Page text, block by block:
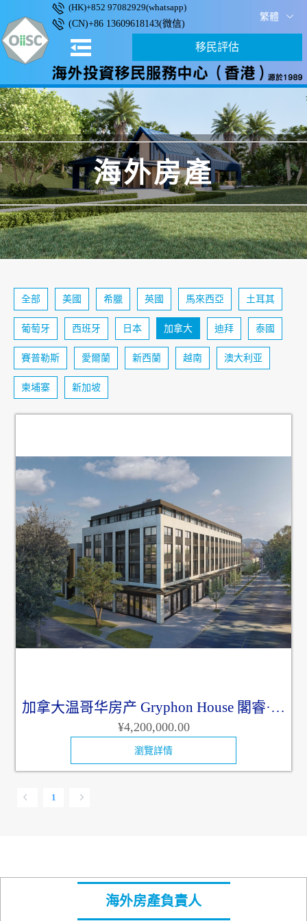
(HK)+852 97082929(whatsapp)
(CN)+86 13609618143(微信)
繁體
移民評估
海外房產
全部 美國 希臘 英國 馬來西亞 土耳其
葡萄牙 西班牙 日本 加拿大 迪拜 泰國
賽普勒斯 愛爾蘭 新西蘭 越南 澳大利亚
柬埔寨 新加坡
加拿大温哥华房产 Gryphon House 閣睿·壹
公館
¥4,200,000.00
瀏覽詳情
1
海外房產負責人